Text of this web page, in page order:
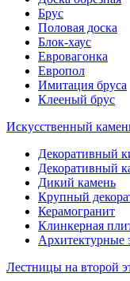
Брус
Половая доска
Блок-хаус
Евровагонка
Европол
Имитация бруса
Клееный брус
Искусственный
Декоративный
Декоративный
Дикий камень
Крупный
Керамогранит
Клинкерная
Архитектурные
Лестницы на второй